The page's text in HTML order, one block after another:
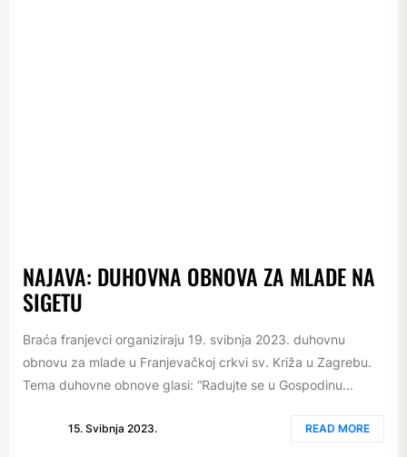
NAJAVA: DUHOVNA OBNOVA ZA MLADE NA
SIGETU
Braća franjevci organiziraju 19. svibnja 2023. duhovnu
obnovu za mlade u Franjevačkoj crkvi sv. Križa u Zagrebu.
Tema duhovne obnove glasi: “Radujte se u Gospodinu...
15. Svibnja 2023. READ MORE